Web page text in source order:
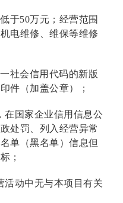
于50万元；经营范围
电维修、维保等维修
社会信用代码的新版
件（加盖公章）；
在国家企业信用信息公
处罚、列入经营异常
单（黑名单）信息但
；
活动中无与本项目有关